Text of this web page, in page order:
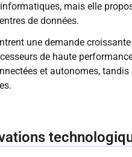
mais elle
de données.
une demande
de haute
et autonomes,